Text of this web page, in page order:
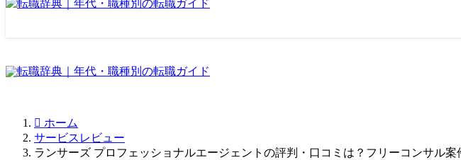
ホーム
サービスレビュー
ランサーズ プロフェッショナルエージェントの評判・口コミは？フリーコンサル